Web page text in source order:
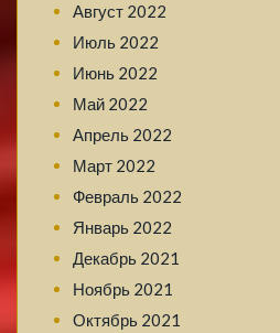
Август 2022
Июль 2022
Июнь 2022
Май 2022
Апрель 2022
Март 2022
Февраль 2022
Январь 2022
Декабрь 2021
Ноябрь 2021
Октябрь 2021